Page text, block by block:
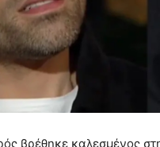
βρέθηκε καλεσμένος